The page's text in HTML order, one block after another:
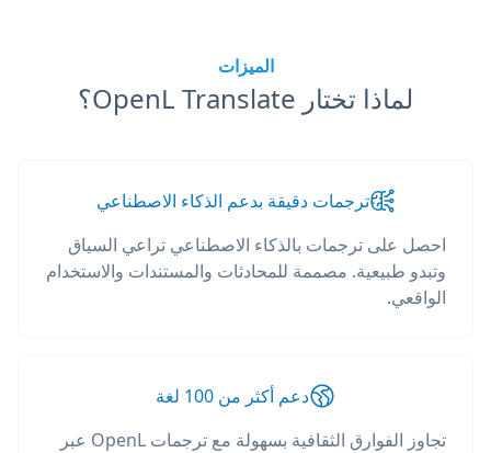
الميزات
لماذا تختار OpenL Translate؟
ترجمات دقيقة بدعم الذكاء الاصطناعي
احصل على ترجمات بالذكاء الاصطناعي تراعي السياق
وتبدو طبيعية. مصممة للمحادثات والمستندات والاستخدام
الواقعي.
دعم أكثر من 100 لغة
تجاوز الفوارق الثقافية بسهولة مع ترجمات OpenL عبر